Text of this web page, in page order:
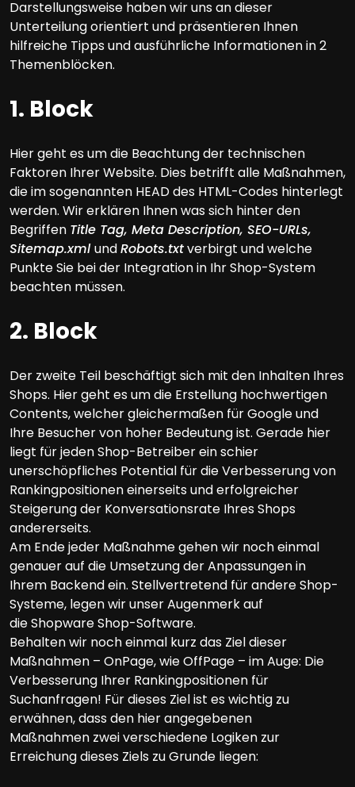
Darstellungsweise haben wir uns an dieser
Unterteilung orientiert und präsentieren Ihnen
hilfreiche Tipps und ausführliche Informationen in 2
Themenblöcken.
1. Block
Hier geht es um die Beachtung der technischen
Faktoren Ihrer Website. Dies betrifft alle Maßnahmen,
die im sogenannten HEAD des HTML-Codes hinterlegt
werden. Wir erklären Ihnen was sich hinter den
Begriffen Title Tag, Meta Description, SEO-URLs,
Sitemap.xmlundRobots.txtverbirgt und welche
Punkte Sie bei der Integration in Ihr Shop-System
beachten müssen.
2. Block
Der zweite Teil beschäftigt sich mit den Inhalten Ihres
Shops. Hier geht es um die Erstellung hochwertigen
Contents, welcher gleichermaßen für Google und
Ihre Besucher von hoher Bedeutung ist. Gerade hier
liegt für jeden Shop-Betreiber ein schier
unerschöpfliches Potential für die Verbesserung von
Rankingpositionen einerseits und erfolgreicher
Steigerung der Konversationsrate Ihres Shops
andererseits.
Am Ende jeder Maßnahme gehen wir noch einmal
genauer auf die Umsetzung der Anpassungen in
Ihrem Backend ein. Stellvertretend für andere Shop-
Systeme, legen wir unser Augenmerk auf
die Shopware Shop-Software.
Behalten wir noch einmal kurz das Ziel dieser
Maßnahmen – OnPage, wie OffPage – im Auge: Die
Verbesserung Ihrer Rankingpositionen für
Suchanfragen! Für dieses Ziel ist es wichtig zu
erwähnen, dass den hier angegebenen
Maßnahmen zwei verschiedene Logiken zur
Erreichung dieses Ziels zu Grunde liegen: